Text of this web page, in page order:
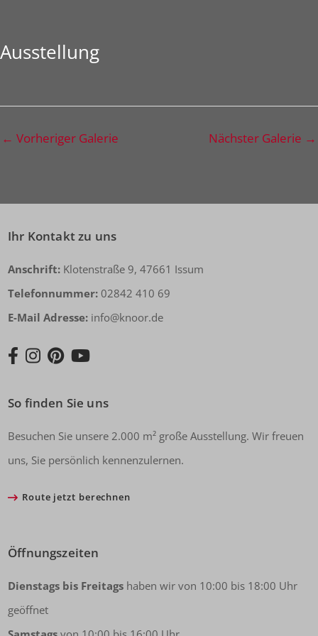
Ausstellung
← Vorheriger Galerie Nächster Galerie →
Ihr Kontakt zu uns
Anschrift: Klotenstraße 9, 47661 Issum
Telefonnummer: 02842 410 69
E-Mail Adresse: info@knoor.de
So finden Sie uns
Besuchen Sie unsere 2.000 m² große Ausstellung. Wir freuen
uns, Sie persönlich kennenzulernen.
Route jetzt berechnen
Öffnungszeiten
Dienstags bis Freitags haben wir von 10:00 bis 18:00 Uhr
geöffnet